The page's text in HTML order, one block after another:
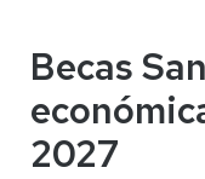
Becas
2027